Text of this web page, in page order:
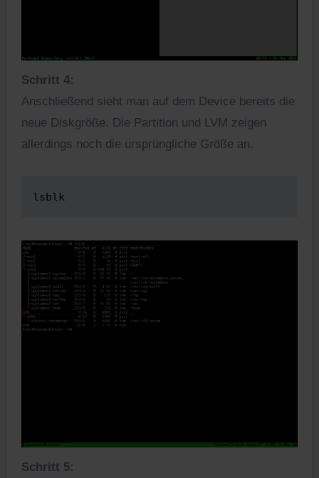
Schritt 4:
Anschließend sieht man auf dem Device bereits die
neue Diskgröße. Die Partition und LVM zeigen
allerdings noch die ursprüngliche Größe an.
lsblk
Schritt 5: